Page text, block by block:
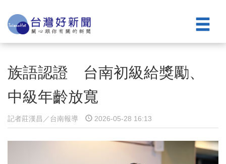
族語認證 台南初級給獎勵、
中級年齡放寬
記者莊漢昌／台南報導 2026-05-28 16:13